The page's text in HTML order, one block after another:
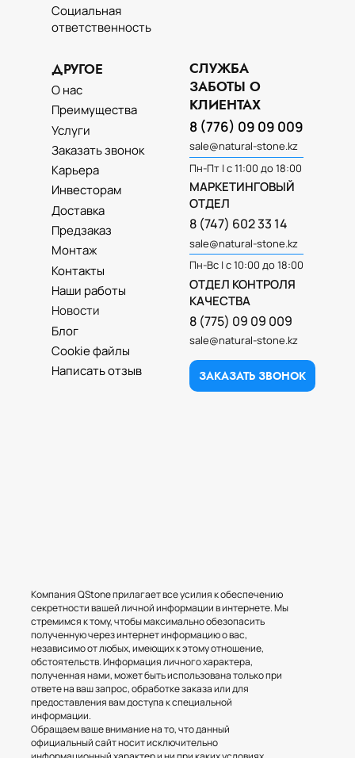
Социальная
ответственность
ДРУГОЕ
О нас
Преимущества
Услуги
Заказать звонок
Карьера
Инвесторам
Доставка
Предзаказ
Монтаж
Контакты
Наши работы
Новости
Блог
Cookie файлы
Написать отзыв
СЛУЖБА
ЗАБОТЫ О
КЛИЕНТАХ
8 (776) 09 09 009
sale@natural-stone.kz
Пн-Пт | с 11:00 до 18:00
МАРКЕТИНГОВЫЙ
ОТДЕЛ
8 (747) 602 33 14
sale@natural-stone.kz
Пн-Вс | с 10:00 до 18:00
ОТДЕЛ КОНТРОЛЯ
КАЧЕСТВА
8 (775) 09 09 009
sale@natural-stone.kz
ЗАКАЗАТЬ ЗВОНОК
Компания QStone прилагает все усилия к обеспечению
секретности вашей личной информации в интернете. Мы
стремимся к тому, чтобы максимально обезопасить
полученную через интернет информацию о вас,
независимо от любых, имеющих к этому отношение,
обстоятельств. Информация личного характера,
полученная нами, может быть использована только при
ответе на ваш запрос, обработке заказа или для
предоставления вам доступа к специальной
информации.
Обращаем ваше внимание на то, что данный
официальный сайт носит исключительно